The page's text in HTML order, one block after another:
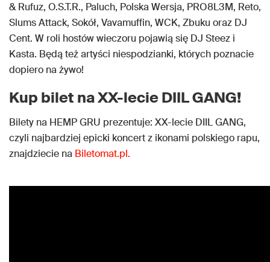
& Rufuz, O.S.T.R., Paluch, Polska Wersja, PRO8L3M, Reto,
Slums Attack, Sokół, Vavamuffin, WCK, Zbuku oraz DJ
Cent. W roli hostów wieczoru pojawią się DJ Steez i
Kasta. Będą też artyści niespodzianki, których poznacie
dopiero na żywo!
Kup bilet na XX-lecie DIIL GANG!
Bilety na HEMP GRU prezentuje: XX-lecie DIIL GANG,
czyli najbardziej epicki koncert z ikonami polskiego rapu,
znajdziecie na Biletomat.pl.